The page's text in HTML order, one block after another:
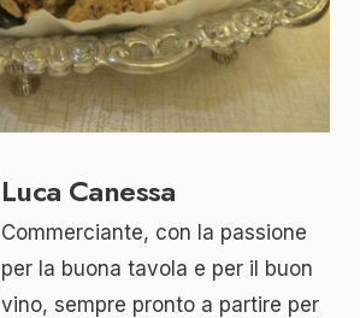
Luca Canessa
Commerciante, con la passione
per la buona tavola e per il buon
vino, sempre pronto a partire per